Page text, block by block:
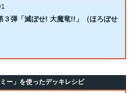
３弾「滅ぼせ! 大魔竜!!」（ほろぼせ
ー」を使ったデッキレシピ